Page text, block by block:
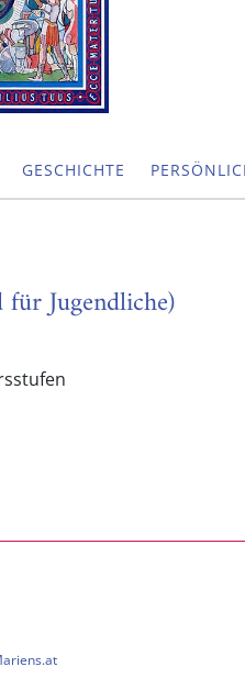
GESCHICHTE
Jugendliche)